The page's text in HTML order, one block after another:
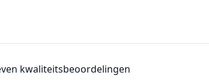
kwaliteitsbeoordelingen